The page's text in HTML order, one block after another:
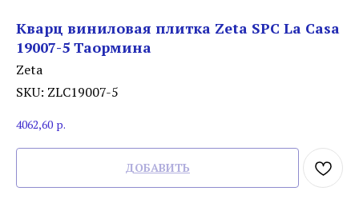
Кварц виниловая плитка Zeta SPC La Casa
19007-5 Таормина
Zeta
SKU: ZLC19007-5
4062,60 р.
ДОБАВИТЬ